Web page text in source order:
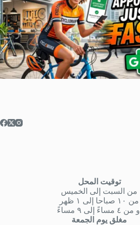
توقيت المحل
من السبت إلى الخميس
من ١٠ صباحا إلى ١ ظهر
او من ٤ مساءً إلى ٩ مساءً
مغلق يوم الجمعة